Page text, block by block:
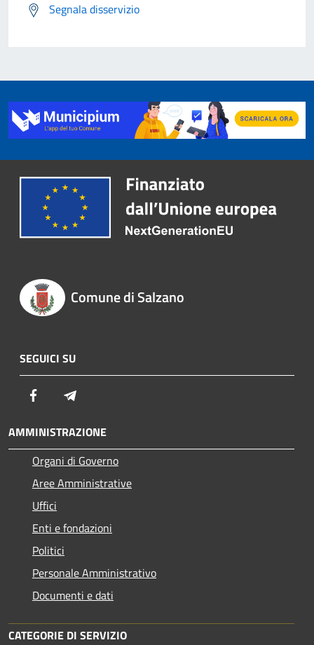
Segnala disservizio
Comune di Salzano
SEGUICI SU
Facebook
AMMINISTRAZIONE
Organi di Governo
Aree Amministrative
Uffici
Enti e fondazioni
Politici
Personale Amministrativo
Documenti e dati
CATEGORIE DI SERVIZIO